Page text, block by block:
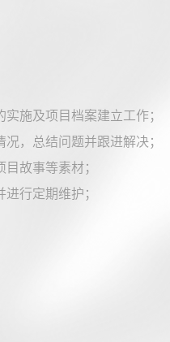
施及项目档案建立工作；
，总结问题并跟进解决；
故事等素材；
行定期维护；